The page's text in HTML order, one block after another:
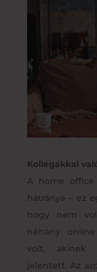
Kollégákkal
A home office
hátránya – ez
hogy nem
néhány
volt, akinek
jelentett. Az